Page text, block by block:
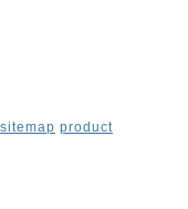
sitemap product